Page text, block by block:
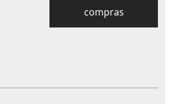
compras